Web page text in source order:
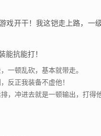
戏开干！我这铠走上路，一
一顿乱砍，基本就带走。
反正我装备不虚他！
，冲进去就是一顿输出，打得